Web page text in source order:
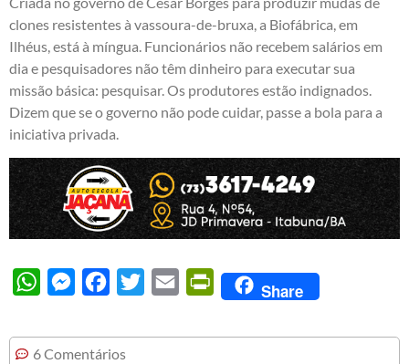
clones resistentes à vassoura-de-bruxa, a Biofábrica, em
Ilhéus, está à míngua. Funcionários não recebem salários em
dia e pesquisadores não têm dinheiro para executar sua
missão básica: pesquisar. Os produtores estão indignados.
Dizem que se o governo não pode cuidar, passe a bola para a
iniciativa privada.
WhatsAppMessengerFacebook
Twitter Email PrintFriendly
Share
6 Comentários